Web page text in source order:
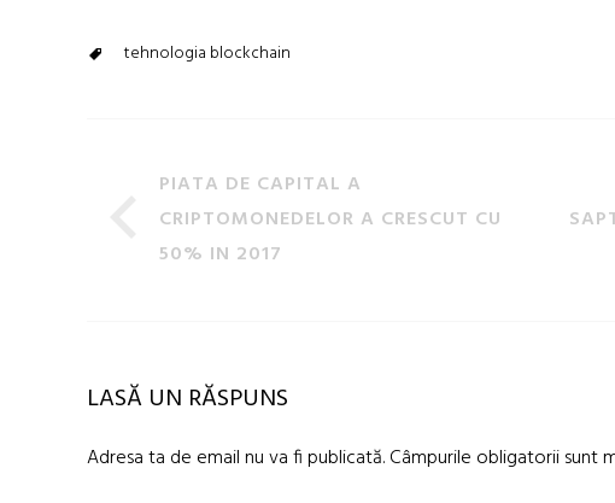
tehnologia blockchain
PIATA DE CAPITAL A
CRIPTOMONEDELOR A CRESCUT CU
50% IN 2017
LASĂ UN RĂSPUNS
Adresa ta de email nu va fi publicată.Câmpurile obligatorii sunt